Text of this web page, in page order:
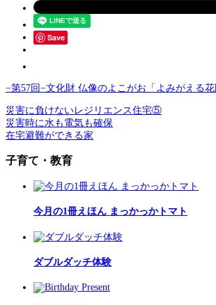
Save
−第57回−文化財 仏像のよこがお「よみがえる花
災害に負けないレジリエンス住宅⑤
災害時に水も電気も確保
在宅避難ができる家
子育て・教育
今月の1冊えほん まっかっかトマト
ダブルダッチ体験